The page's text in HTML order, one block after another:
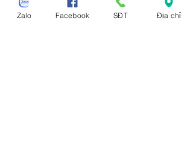
Zalo Facebook SĐT Địa chỉ